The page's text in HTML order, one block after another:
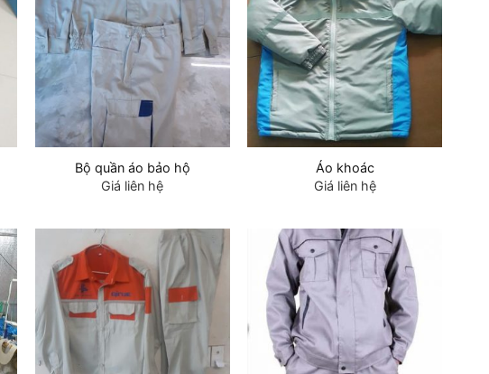
Bộ quần áo bảo hộ
Giá liên hệ
Áo khoác
Giá liên hệ